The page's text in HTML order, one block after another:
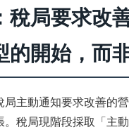
稅局要求改
的開始，而
局主動通知要求改善的
。稅局現階段採取「主